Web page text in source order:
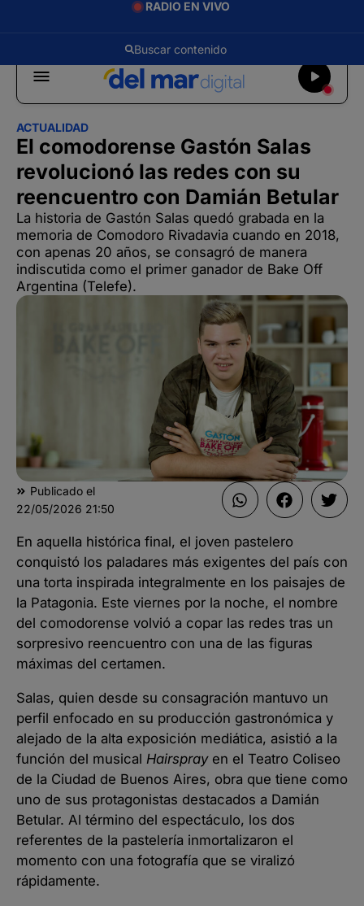
RADIO EN VIVO
ACTUALIDAD
El comodorense Gastón Salas
revolucionó las redes con su
reencuentro con Damián Betular
La historia de Gastón Salas quedó grabada en la
memoria de Comodoro Rivadavia cuando en 2018,
con apenas 20 años, se consagró de manera
indiscutida como el primer ganador de Bake Off
Argentina (Telefe).
Publicado el
22/05/2026 21:50
En aquella histórica final, el joven pastelero
conquistó los paladares más exigentes del país con
una torta inspirada integralmente en los paisajes de
la Patagonia. Este viernes por la noche, el nombre
del comodorense volvió a copar las redes tras un
sorpresivo reencuentro con una de las figuras
máximas del certamen.
Salas, quien desde su consagración mantuvo un
perfil enfocado en su producción gastronómica y
alejado de la alta exposición mediática, asistió a la
función del musical Hairsprayen el Teatro Coliseo
de la Ciudad de Buenos Aires, obra que tiene como
uno de sus protagonistas destacados a Damián
Betular. Al término del espectáculo, los dos
referentes de la pastelería inmortalizaron el
momento con una fotografía que se viralizó
rápidamente.